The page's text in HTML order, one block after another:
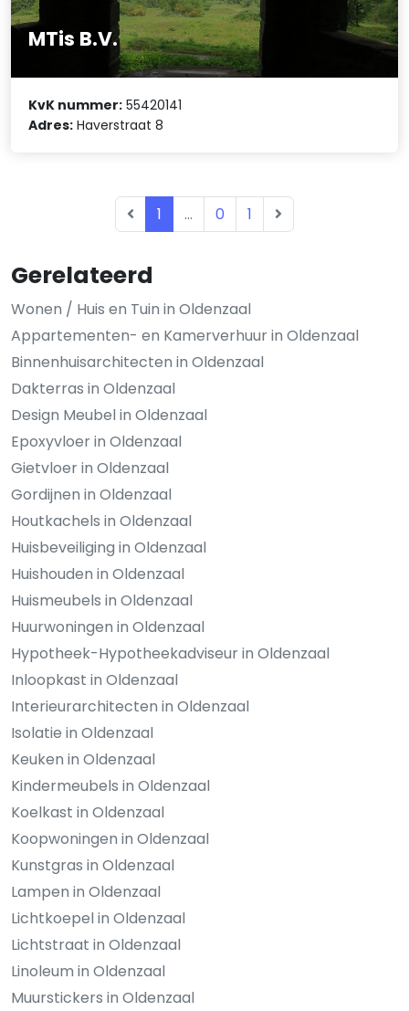
Gerelateerd
Wonen / Huis en Tuin in Oldenzaal
Appartementen- en Kamerverhuur in Oldenzaal
Binnenhuisarchitecten in Oldenzaal
Dakterras in Oldenzaal
Design Meubel in Oldenzaal
Epoxyvloer in Oldenzaal
Gietvloer in Oldenzaal
Gordijnen in Oldenzaal
Houtkachels in Oldenzaal
Huisbeveiliging in Oldenzaal
Huishouden in Oldenzaal
Huismeubels in Oldenzaal
Huurwoningen in Oldenzaal
Hypotheek-Hypotheekadviseur in Oldenzaal
Inloopkast in Oldenzaal
Interieurarchitecten in Oldenzaal
Isolatie in Oldenzaal
Keuken in Oldenzaal
Kindermeubels in Oldenzaal
Koelkast in Oldenzaal
Koopwoningen in Oldenzaal
Kunstgras in Oldenzaal
Lampen in Oldenzaal
Lichtkoepel in Oldenzaal
Lichtstraat in Oldenzaal
Linoleum in Oldenzaal
Muurstickers in Oldenzaal
MTis B.V.
KvK nummer: 55420141
Adres: Haverstraat 8
1 ... 0 1